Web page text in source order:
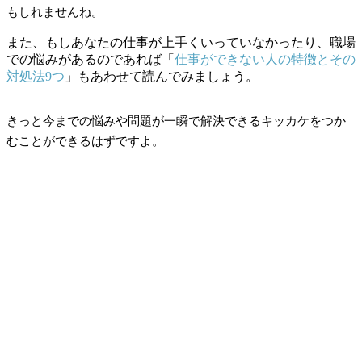
もしれませんね。
また、もしあなたの仕事が上手くいっていなかったり、職場
での悩みがあるのであれば「 仕事ができない人の特徴とその
対処法9つ 」もあわせて読んでみましょう。
きっと今までの悩みや問題が一瞬で解決できるキッカケをつか
むことができるはずですよ。